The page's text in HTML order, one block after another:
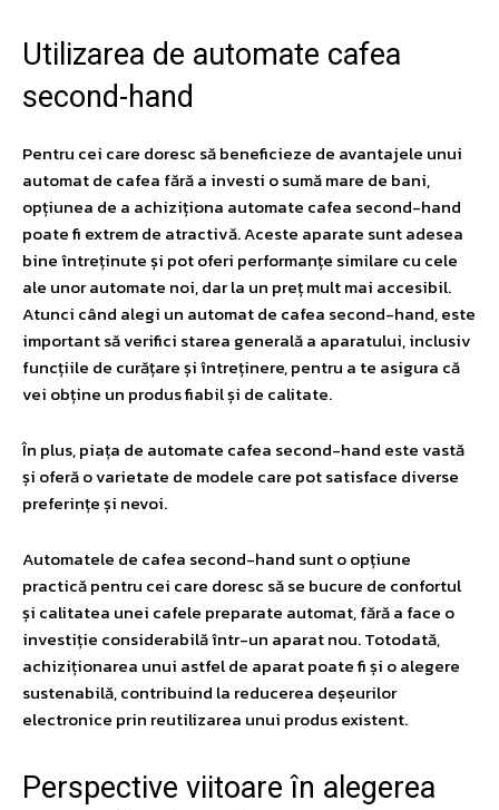
Utilizarea de automate cafea
second-hand
Pentru cei care doresc să beneficieze de avantajele unui
automat de cafea fără a investi o sumă mare de bani,
opțiunea de a achiziționa automate cafea second-hand
poate fi extrem de atractivă. Aceste aparate sunt adesea
bine întreținute și pot oferi performanțe similare cu cele
ale unor automate noi, dar la un preț mult mai accesibil.
Atunci când alegi un automat de cafea second-hand, este
important să verifici starea generală a aparatului, inclusiv
funcțiile de curățare și întreținere, pentru a te asigura că
vei obține un produs fiabil și de calitate.
În plus, piața de automate cafea second-hand este vastă
și oferă o varietate de modele care pot satisface diverse
preferințe și nevoi.
Automatele de cafea second-hand sunt o opțiune
practică pentru cei care doresc să se bucure de confortul
și calitatea unei cafele preparate automat, fără a face o
investiție considerabilă într-un aparat nou. Totodată,
achiziționarea unui astfel de aparat poate fi și o alegere
sustenabilă, contribuind la reducerea deșeurilor
electronice prin reutilizarea unui produs existent.
Perspective viitoare în alegerea